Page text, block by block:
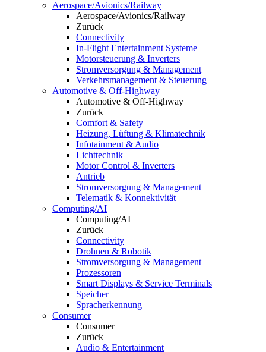
Aerospace/Avionics/Railway
Aerospace/Avionics/Railway
Zurück
Connectivity
In-Flight Entertainment Systeme
Motorsteuerung & Inverters
Stromversorgung & Management
Verkehrsmanagement & Steuerung
Automotive & Off-Highway
Automotive & Off-Highway
Zurück
Comfort & Safety
Heizung, Lüftung & Klimatechnik
Infotainment & Audio
Lichttechnik
Motor Control & Inverters
Antrieb
Stromversorgung & Management
Telematik & Konnektivität
Computing/AI
Computing/AI
Zurück
Connectivity
Drohnen & Robotik
Stromversorgung & Management
Prozessoren
Smart Displays & Service Terminals
Speicher
Spracherkennung
Consumer
Consumer
Zurück
Audio & Entertainment